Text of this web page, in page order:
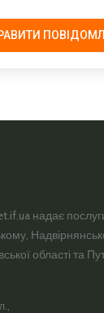
надає
області та